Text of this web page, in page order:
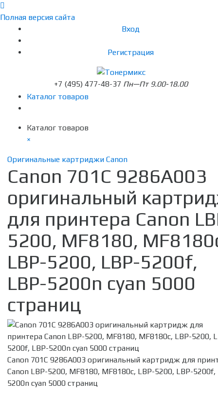
Полная версия сайта
Вход
Регистрация
+7 (495) 477-48-37 Пн—Пт 9.00-18.00
Каталог товаров
Каталог товаров
×
Оригинальные картриджи Canon
Canon 701C 9286A003
оригинальный
для принтера Canon
5200, MF8180,
LBP-5200, LBP-5200f,
LBP-5200n cyan 5000
страниц
Canon 701C 9286A003 оригинальный картридж для
Canon LBP-5200, MF8180, MF8180c, LBP-5200, LBP-5200f,
5200n cyan 5000 страниц